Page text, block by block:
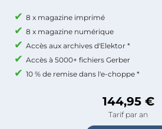
8 x magazine imprimé
8 x magazine numérique
Accès aux archives d'Elektor *
Accès à 5000+ fichiers Gerber
10 % de remise dans l'e-choppe *
144,95 €
Tarif par an